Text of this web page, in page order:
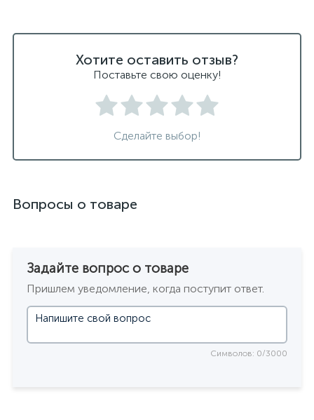
Хотите оставить отзыв?
Поставьте свою оценку!
Сделайте выбор!
Вопросы о товаре
Задайте вопрос о товаре
Пришлем уведомление, когда поступит ответ.
Символов: 0/3000